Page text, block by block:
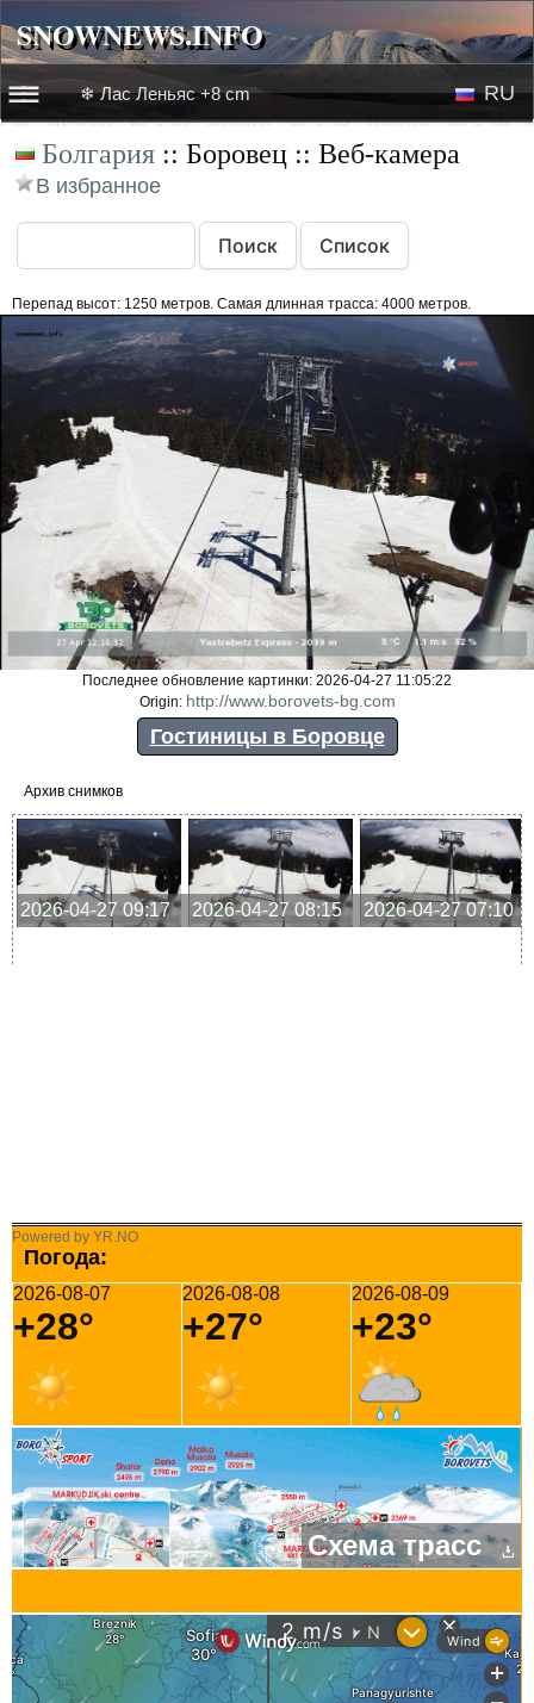
SNOWNEWS.INFO
☰☰
Новости
Лыжное видео
❄ Лас Леньяс +8 cm RU
Болгария :: Боровец :: Веб-камера
В избранное
Перепад высот: 1250 метров. Самая длинная трасса: 4000 метров.
Последнее обновление картинки: 2026-04-27 11:05:22
Origin: http://www.borovets-bg.com
Гостиницы в Боровце
Архив снимков
2026-04-27 09:17 2026-04-27 08:15 2026-04-27 07:10
Powered by YR.NO
Погода:
2026-08-07
+28°
2026-08-08
+27°
2026-08-09
+23°
Схема трасс